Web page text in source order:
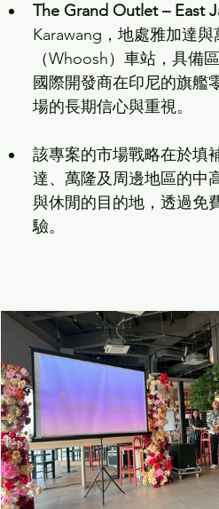
The Grand Outlet – East
Karawang，地處雅加達
（Whoosh）車站，具備
國際開發商在印尼的旗艦
場的長期信心與重視。
該專案的市場戰略在於填
達、萬隆及周邊地區的中
與休閒的目的地，透過免
驗。